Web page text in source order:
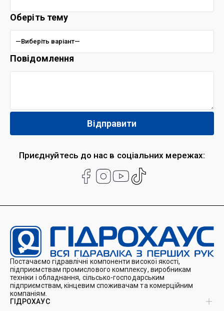
Приєднуйтесь до нас в соціальних мережах:
Оберіть тему
Повідомлення
Постачаємо гідравлічні компоненти високої якості,
підприємствам промислового комплексу, виробникам
техніки і обладнання, сільсько-господарським
підприємствам, кінцевим споживачам та комерційним
компаніям.
ГІДРОХАУС